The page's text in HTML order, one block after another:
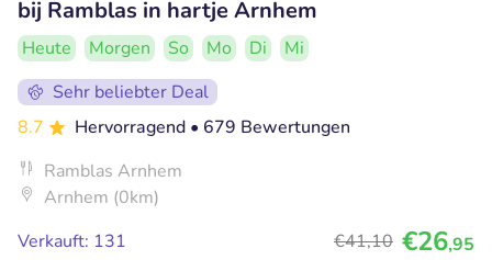
bij Ramblas in hartje Arnhem
Heute Morgen So Mo Di
Mi
Sehr beliebter Deal
8.7
Hervorragend • 679 Bewertungen
Ramblas Arnhem
Arnhem (0km)
Verkauft: 131
€41,10 €26,95